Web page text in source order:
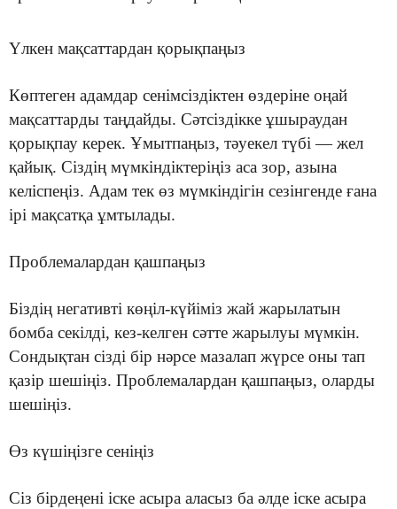
Үлкен мақсаттардан қорықпаңыз
Көптеген адамдар сенімсіздіктен өздеріне оңай
мақсаттарды таңдайды. Сәтсіздікке ұшыраудан
қорықпау керек. Ұмытпаңыз, тәуекел түбі — жел
қайық. Сіздің мүмкіндіктеріңіз аса зор, азына
келіспеңіз. Адам тек өз мүмкіндігін сезінгенде ғана
ірі мақсатқа ұмтылады.
Проблемалардан қашпаңыз
Біздің негативті көңіл-күйіміз жай жарылатын
бомба секілді, кез-келген сәтте жарылуы мүмкін.
Сондықтан сізді бір нәрсе мазалап жүрсе оны тап
қазір шешіңіз. Проблемалардан қашпаңыз, оларды
шешіңіз.
Өз күшіңізге сеніңіз
Сіз бірдеңені іске асыра аласыз ба әлде іске асыра